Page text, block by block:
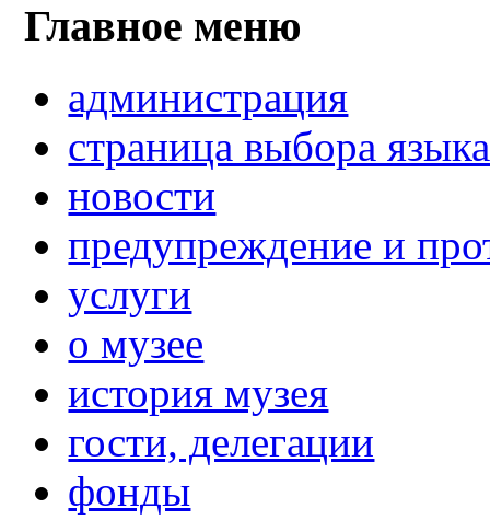
Главное меню
администрация
страница выбора языка
новости
предупреждение и
услуги
о музее
история музея
гости, делегации
фонды